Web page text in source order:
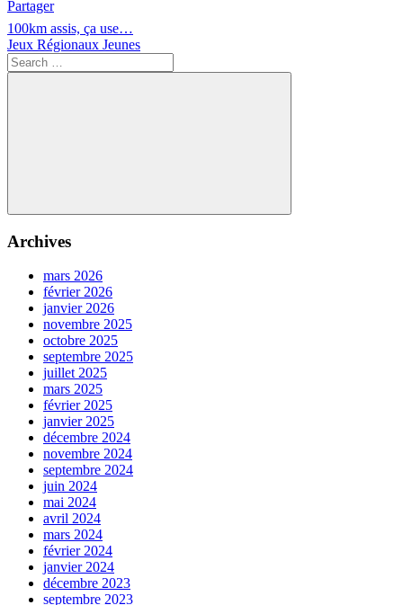
Partager
CompétitionIndoor
Navigation
de
l’article
Previous
Post:
100km assis, ça use…
Next
Post:
Jeux Régionaux Jeunes
Search
for:
Search
Archives
mars 2026
février 2026
janvier 2026
novembre 2025
octobre 2025
septembre 2025
juillet 2025
mars 2025
février 2025
janvier 2025
décembre 2024
novembre 2024
septembre 2024
juin 2024
mai 2024
avril 2024
mars 2024
février 2024
janvier 2024
décembre 2023
septembre 2023